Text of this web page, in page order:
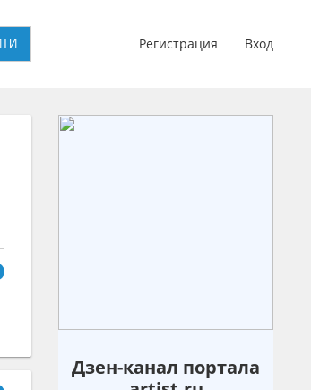
Регистрация Вход
Дзен-канал портала